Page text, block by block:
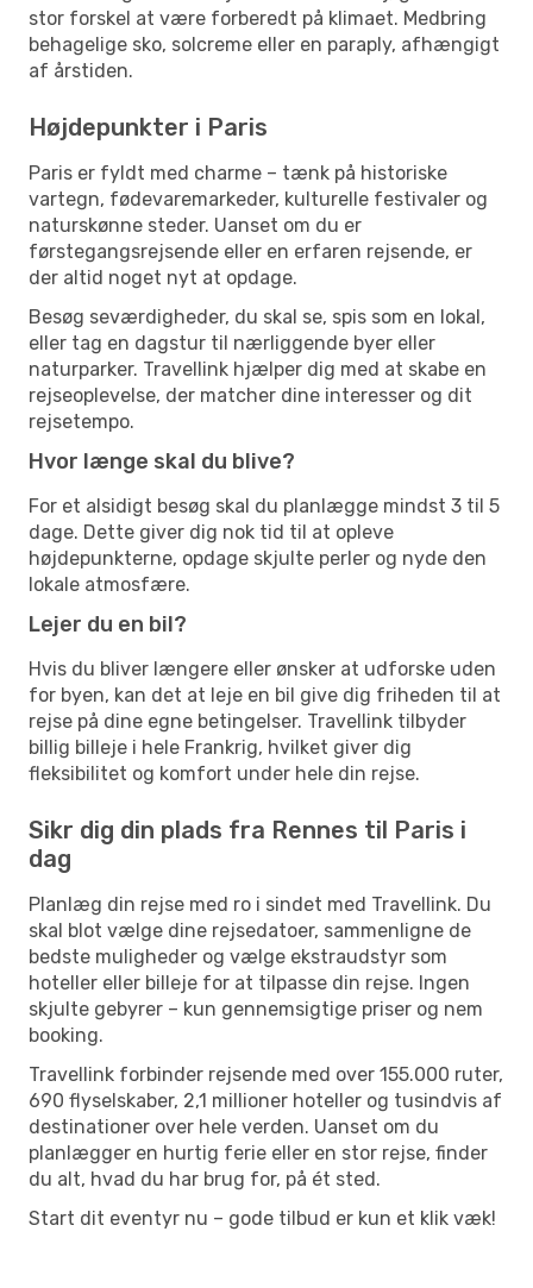
stor forskel at være forberedt på klimaet. Medbring
behagelige sko, solcreme eller en paraply, afhængigt
af årstiden.
Højdepunkter i Paris
Paris er fyldt med charme – tænk på historiske
vartegn, fødevaremarkeder, kulturelle festivaler og
naturskønne steder. Uanset om du er
førstegangsrejsende eller en erfaren rejsende, er
der altid noget nyt at opdage.
Besøg seværdigheder, du skal se, spis som en lokal,
eller tag en dagstur til nærliggende byer eller
naturparker. Travellink hjælper dig med at skabe en
rejseoplevelse, der matcher dine interesser og dit
rejsetempo.
Hvor længe skal du blive?
For et alsidigt besøg skal du planlægge mindst 3 til 5
dage. Dette giver dig nok tid til at opleve
højdepunkterne, opdage skjulte perler og nyde den
lokale atmosfære.
Lejer du en bil?
Hvis du bliver længere eller ønsker at udforske uden
for byen, kan det at leje en bil give dig friheden til at
rejse på dine egne betingelser. Travellink tilbyder
billig billeje i hele Frankrig, hvilket giver dig
fleksibilitet og komfort under hele din rejse.
Sikr dig din plads fra Rennes til Paris i
dag
Planlæg din rejse med ro i sindet med Travellink. Du
skal blot vælge dine rejsedatoer, sammenligne de
bedste muligheder og vælge ekstraudstyr som
hoteller eller billeje for at tilpasse din rejse. Ingen
skjulte gebyrer – kun gennemsigtige priser og nem
booking.
Travellink forbinder rejsende med over 155.000 ruter,
690 flyselskaber, 2,1 millioner hoteller og tusindvis af
destinationer over hele verden. Uanset om du
planlægger en hurtig ferie eller en stor rejse, finder
du alt, hvad du har brug for, på ét sted.
Start dit eventyr nu – gode tilbud er kun et klik væk!